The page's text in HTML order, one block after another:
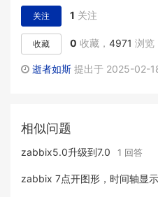
关注 1 关注
收藏 0 收藏， 4971 浏览
逝者如斯 提出于 2025-02-
相似问题
zabbix5.0升级到7.0 1 回答
zabbix 7点开图形，时间轴显示